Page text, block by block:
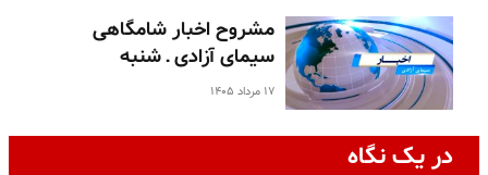
مشروح اخبار شامگاهی
سیمای آزادی ـ شنبه
۱۷ مرداد ۱۴۰۵
در یک نگاه